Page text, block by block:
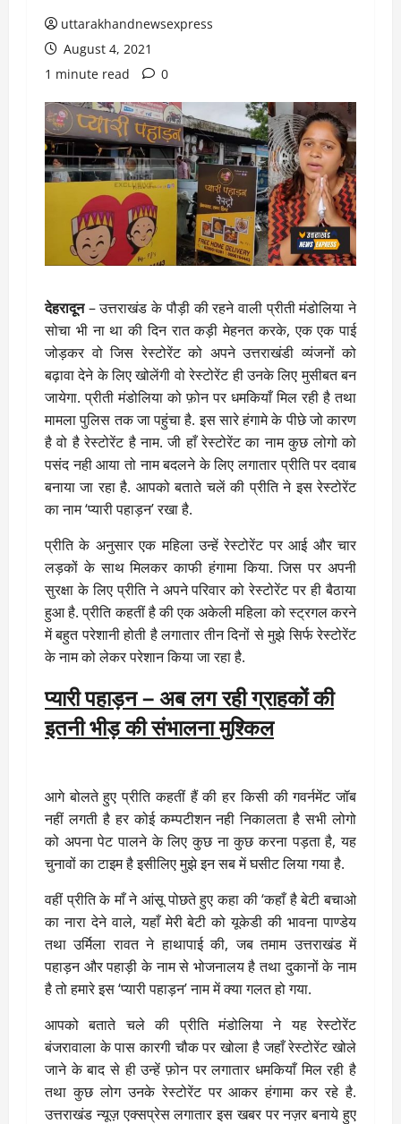
uttarakhandnewsexpress
August 4, 2021
1 minute read
0
देहरादून– उत्तराखंड के पौड़ी की रहने वाली प्रीती मंडोलिया ने
सोचा भी ना था की दिन रात कड़ी मेहनत करके, एक एक पाई
जोड़कर वो जिस रेस्टोरेंट को अपने उत्तराखंडी व्यंजनों को
बढ़ावा देने के लिए खोलेंगी वो रेस्टोरेंट ही उनके लिए मुसीबत बन
जायेगा. प्रीती मंडोलिया को फ़ोन पर धमकियाँ मिल रही है तथा
मामला पुलिस तक जा पहुंचा है. इस सारे हंगामे के पीछे जो कारण
है वो है रेस्टोरेंट है नाम. जी हाँ रेस्टोरेंट का नाम कुछ लोगो को
पसंद नही आया तो नाम बदलने के लिए लगातार प्रीति पर दवाब
बनाया जा रहा है. आपको बताते चलें की प्रीति ने इस रेस्टोरेंट
का नाम ‘प्यारी पहाड़न’ रखा है.
प्रीति के अनुसार एक महिला उन्हें रेस्टोरेंट पर आई और चार
लड़कों के साथ मिलकर काफी हंगामा किया. जिस पर अपनी
सुरक्षा के लिए प्रीति ने अपने परिवार को रेस्टोरेंट पर ही बैठाया
हुआ है. प्रीति कहतीं है की एक अकेली महिला को स्ट्रगल करने
में बहुत परेशानी होती है लगातार तीन दिनों से मुझे सिर्फ रेस्टोरेंट
के नाम को लेकर परेशान किया जा रहा है.
प्यारी पहाड़न – अब लग रही ग्राहकों की
इतनी भीड़ की संभालना मुश्किल
आगे बोलते हुए प्रीति कहतीं हैं की हर किसी की गवर्नमेंट जॉब
नहीं लगती है हर कोई कम्पटीशन नही निकालता है सभी लोगो
को अपना पेट पालने के लिए कुछ ना कुछ करना पड़ता है, यह
चुनावों का टाइम है इसीलिए मुझे इन सब में घसीट लिया गया है.
वहीं प्रीति के माँ ने आंसू पोछते हुए कहा की ‘कहाँ है बेटी बचाओ
का नारा देने वाले, यहाँ मेरी बेटी को यूकेडी की भावना पाण्डेय
तथा उर्मिला रावत ने हाथापाई की, जब तमाम उत्तराखंड में
पहाड़न और पहाड़ी के नाम से भोजनालय है तथा दुकानों के नाम
है तो हमारे इस ‘प्यारी पहाड़न’ नाम में क्या गलत हो गया.
आपको बताते चले की प्रीति मंडोलिया ने यह रेस्टोरेंट
बंजरावाला के पास कारगी चौक पर खोला है जहाँ रेस्टोरेंट खोले
जाने के बाद से ही उन्हें फ़ोन पर लगातार धमकियाँ मिल रही है
तथा कुछ लोग उनके रेस्टोरेंट पर आकर हंगामा कर रहे है.
उत्तराखंड न्यूज़ एक्सप्रेस लगातार इस खबर पर नज़र बनाये हुए